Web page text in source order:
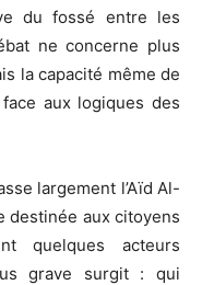
du fossé entre les
ne concerne plus
la capacité même de
aux logiques des
largement l’Aïd Al-
destinée aux citoyens
quelques acteurs
grave surgit : qui